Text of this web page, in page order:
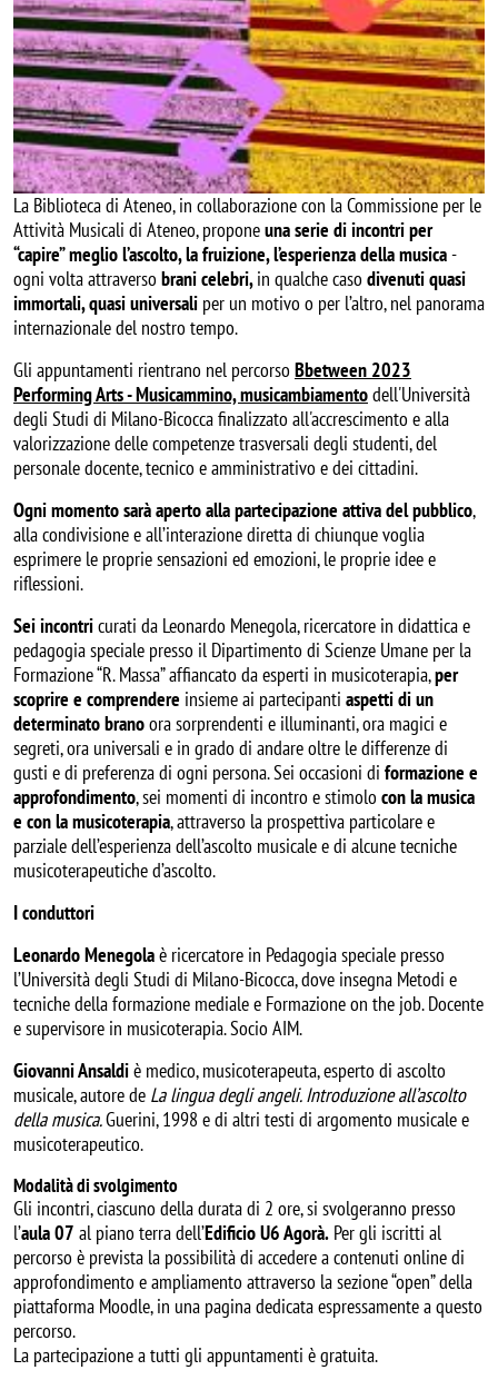
La Biblioteca di Ateneo, in collaborazione con la Commissione per le
Attività Musicali di Ateneo, proponeuna serie di incontri per
“capire” meglio l’ascolto, la fruizione, l’esperienza della musica-
ogni volta attraversobrani celebri,in qualche casodivenuti quasi
immortali, quasi universali per un motivo o per l’altro, nel panorama
internazionale del nostro tempo.
Gli appuntamenti rientrano nel percorsoBbetween 2023
Performing Arts - Musicammino, musicambiamentodell'Università
degli Studi di Milano-Bicocca finalizzato all'accrescimento e alla
valorizzazione delle competenze trasversali degli studenti, del
personale docente, tecnico e amministrativo e dei cittadini.
Ogni momento sarà aperto alla partecipazione attiva del pubblico,
alla condivisione e all’interazione diretta di chiunque voglia
esprimere le proprie sensazioni ed emozioni, le proprie idee e
riflessioni.
Sei incontricurati da Leonardo Menegola, ricercatore in didattica e
pedagogia speciale presso il Dipartimento di Scienze Umane per la
Formazione “R. Massa” affiancato da esperti in musicoterapia,per
scoprire e comprendere insieme ai partecipanti aspetti di un
determinato branoora sorprendenti e illuminanti, ora magici e
segreti, ora universali e in grado di andare oltre le differenze di
gusti e di preferenza di ogni persona. Sei occasioni di formazione e
approfondimento, sei momenti di incontro e stimolocon la musica
e con la musicoterapia, attraverso la prospettiva particolare e
parziale dell’esperienza dell’ascolto musicale e di alcune tecniche
musicoterapeutiche d’ascolto.
I conduttori
Leonardo Menegolaè ricercatore in Pedagogia speciale presso
l’Università degli Studi di Milano-Bicocca, dove insegna Metodi e
tecniche della formazione mediale e Formazione on the job. Docente
e supervisore in musicoterapia. Socio AIM.
Giovanni Ansaldiè medico, musicoterapeuta, esperto di ascolto
musicale, autore de La lingua degli angeli. Introduzione all’ascolto
della musica.Guerini, 1998 e di altri testi di argomento musicale e
musicoterapeutico.
Modalità di svolgimento
Gli incontri, ciascuno della durata di 2 ore, si svolgeranno presso
l’aula 07 al piano terra dell’Edificio U6 Agorà. Per gli iscritti al
percorso è prevista la possibilità di accedere a contenuti online di
approfondimento e ampliamento attraverso la sezione “open” della
piattaforma Moodle, in una pagina dedicata espressamente a questo
percorso.
La partecipazione a tutti gli appuntamenti è gratuita.